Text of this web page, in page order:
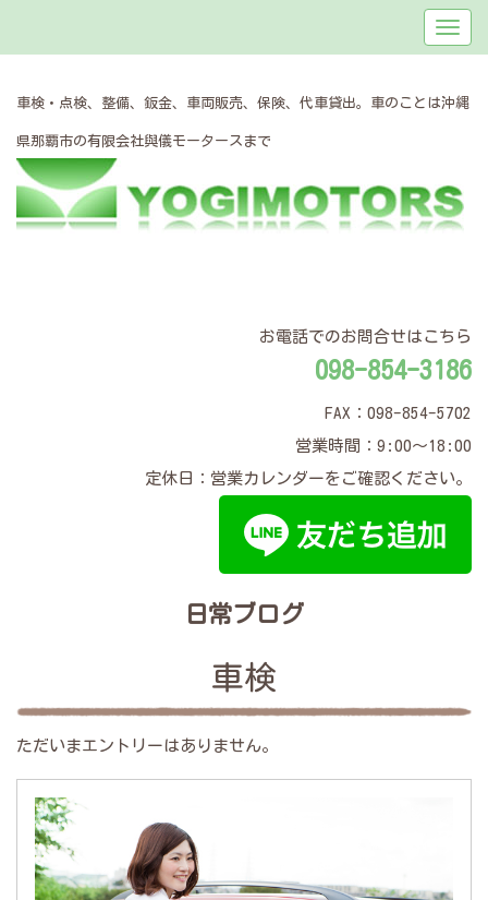
車検・点検、整備、鈑金、車両販売、保険、代車貸出。車のことは沖縄
県那覇市の有限会社與儀モータースまで
お電話でのお問合せはこちら
098-854-3186
FAX：098-854-5702
営業時間：9:00～18:00
定休日：営業カレンダーをご確認ください。
日常ブログ
車検
ただいまエントリーはありません。